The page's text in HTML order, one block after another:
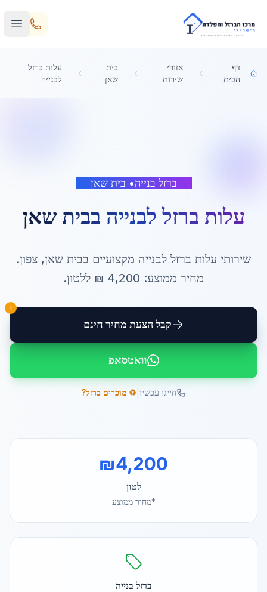
Skip to main content
דף
הבית
אזורי
שירות
בית
שאן
עלות ברזל
לבנייה
ברזל בנייה• בית שאן
עלות ברזל לבנייה בבית שאן
שירותי עלות ברזל לבנייה מקצועיים בבית שאן, צפון.
מחיר ממוצע: 4,200 ₪ ללטון.
קבל הצעת מחיר חינם
!
וואטסאפ
חייגו עכשיו ♻️ מוכרים ברזל?
₪4,200
לטון
*מחיר ממוצע
ברזל בנייה